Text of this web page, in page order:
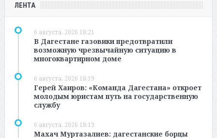
ЛЕНТА
6 августа, 2026 18:21
В Дагестане газовики предотвратили
возможную чрезвычайную ситуацию в
многоквартирном доме
6 августа, 2026 18:19
Герей Хаиров: «Команда Дагестана» откроет
молодым юристам путь на государственную
службу
6 августа, 2026 18:13
Махач Муртазалиев: дагестанские борцы